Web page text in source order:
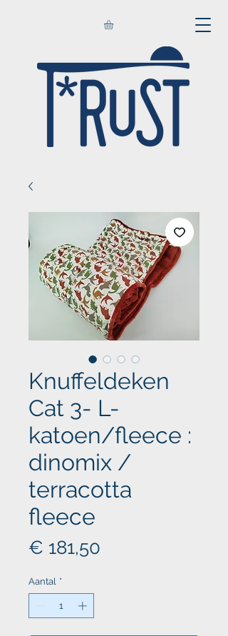
Knuffeldeken
Cat 3- L-
katoen/fleece :
dinomix /
terracotta
fleece
€ 181,50
Aantal *